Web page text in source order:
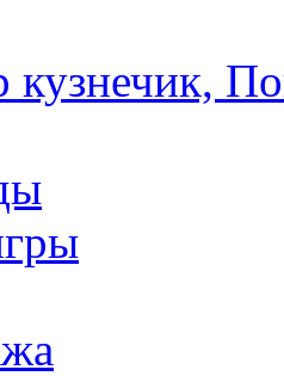
кузнечик,